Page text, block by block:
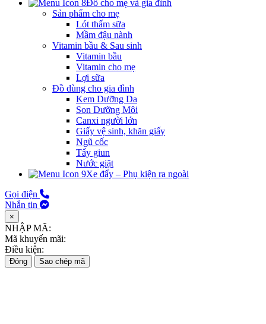
Đồ cho mẹ và gia đình
Sản phẩm cho mẹ
Lót thấm sữa
Mầm đậu nành
Vitamin bầu & Sau sinh
Vitamin bầu
Vitamin cho mẹ
Lợi sữa
Đồ dùng cho gia đình
Kem Dưỡng Da
Son Dưỡng Môi
Canxi người lớn
Giấy vệ sinh, khăn giấy
Ngũ cốc
Tẩy giun
Nước giặt
Xe đẩy – Phụ kiện ra ngoài
Gọi điện
Nhắn tin
×
NHẬP MÃ:
Mã khuyến mãi:
Điều kiện:
Đóng Sao chép mã